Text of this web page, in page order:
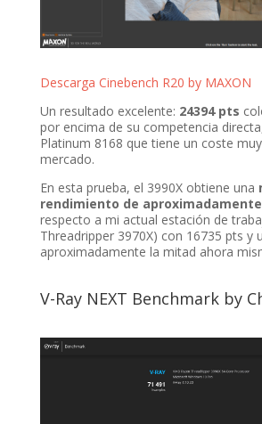
Descarga Cinebench R20 by MAXON
Un resultado excelente: 24394 pts
por encima de su competencia
Platinum 8168 que tiene un coste
mercado.
En esta prueba, el 3990X obtiene una
rendimiento de aproximadamente
respecto a mi actual estación de
Threadripper 3970X) con 16735 pts y
aproximadamente la mitad ahora
V-Ray NEXT Benchmark by